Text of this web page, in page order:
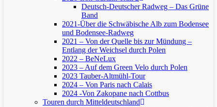
Deutsch-Deutscher Radweg – Das Grüne
Band
2021-Über die Schwäbische Alb zum Bodensee
und Bodensee-Radweg
2021 – Von der Quelle bis zur Mündung –
Entlang der Weichsel durch Polen
2022 – BeNeLux
2023 – Auf dem Green Velo durch Polen
2023 Tauber-Altmühl-Tour
2024 – Von Paris nach Calais
2024 -Von Zakopane nach Cottbus
Touren durch Mitteldeutschland